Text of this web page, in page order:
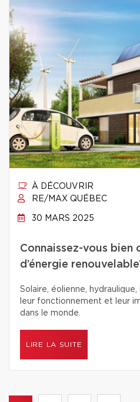
À DÉCOUVRIR
RE/MAX QUÉBEC
30 MARS 2025
Connaissez-vous bien
d’énergie
Solaire, éolienne,
leur fonctionnement et leur
dans le monde.
LIRE LA SUITE